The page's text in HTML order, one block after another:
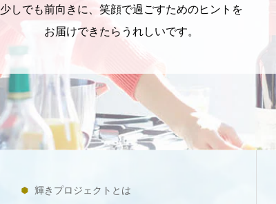
少しでも前向きに、笑顔で過ごすためのヒントを
お届けできたらうれしいです。
輝きプロジェクトとは